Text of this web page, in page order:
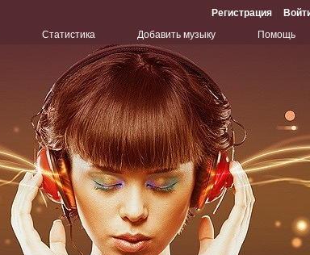
Регистрация
Статистика Добавить музыку Помощь